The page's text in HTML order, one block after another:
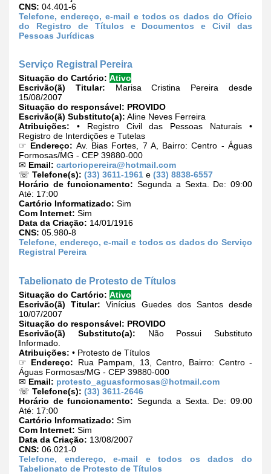
CNS: 04.401-6
Telefone, endereço, e-mail e todos os dados do Ofício
do Registro de Títulos e Documentos e Civil das
Pessoas Jurídicas
Serviço Registral Pereira
Situação do Cartório: Ativo
Escrivão(ã) Titular: Marisa Cristina Pereira desde
15/08/2007
Situação do responsável: PROVIDO
Escrivão(ã) Substituto(a): Aline Neves Ferreira
Atribuições: • Registro Civil das Pessoas Naturais •
Registro de Interdições e Tutelas
☞ Endereço: Av. Bias Fortes, 7 A, Bairro: Centro - Águas
Formosas/MG - CEP 39880-000
✉ Email: cartoriopereira@hotmail.com
☏ Telefone(s): (33) 3611-1961 e (33) 8838-6557
Horário de funcionamento: Segunda a Sexta. De: 09:00
Até: 17:00
Cartório Informatizado: Sim
Com Internet: Sim
Data da Criação: 14/01/1916
CNS: 05.980-8
Telefone, endereço, e-mail e todos os dados do Serviço
Registral Pereira
Tabelionato de Protesto de Títulos
Situação do Cartório: Ativo
Escrivão(ã) Titular: Vinícius Guedes dos Santos desde
10/07/2007
Situação do responsável: PROVIDO
Escrivão(ã) Substituto(a): Não Possui Substituto
Informado.
Atribuições: • Protesto de Títulos
☞ Endereço: Rua Pampam, 13, Centro, Bairro: Centro -
Águas Formosas/MG - CEP 39880-000
✉ Email: protesto_aguasformosas@hotmail.com
☏ Telefone(s): (33) 3611-2646
Horário de funcionamento: Segunda a Sexta. De: 09:00
Até: 17:00
Cartório Informatizado: Sim
Com Internet: Sim
Data da Criação: 13/08/2007
CNS: 06.021-0
Telefone, endereço, e-mail e todos os dados do
Tabelionato de Protesto de Títulos